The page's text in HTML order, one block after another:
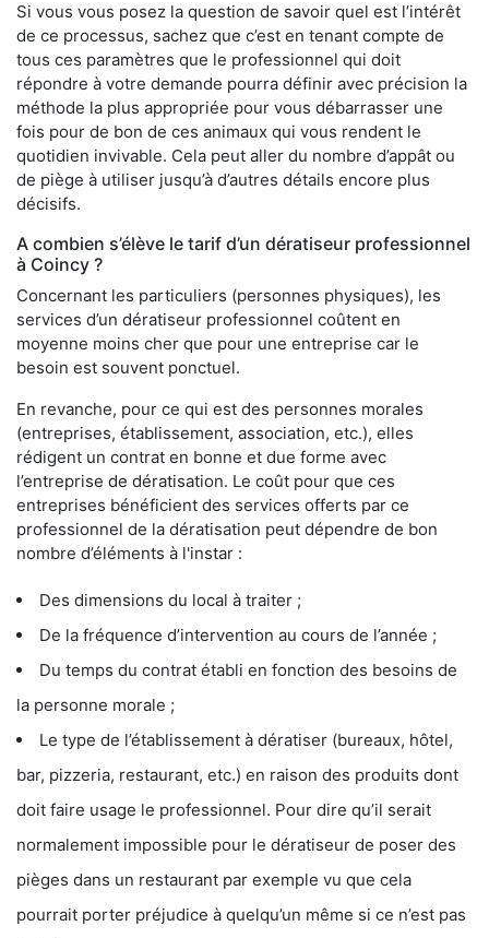
Si vous vous posez la question de savoir quel est l’intérêt
de ce processus, sachez que c’est en tenant compte de
tous ces paramètres que le professionnel qui doit
répondre à votre demande pourra définir avec précision la
méthode la plus appropriée pour vous débarrasser une
fois pour de bon de ces animaux qui vous rendent le
quotidien invivable. Cela peut aller du nombre d’appât ou
de piège à utiliser jusqu’à d’autres détails encore plus
décisifs.
A combien s’élève le tarif d’un dératiseur professionnel
à Coincy ?
Concernant les particuliers (personnes physiques), les
services d’un dératiseur professionnel coûtent en
moyenne moins cher que pour une entreprise car le
besoin est souvent ponctuel.
En revanche, pour ce qui est des personnes morales
(entreprises, établissement, association, etc.), elles
rédigent un contrat en bonne et due forme avec
l’entreprise de dératisation. Le coût pour que ces
entreprises bénéficient des services offerts par ce
professionnel de la dératisation peut dépendre de bon
nombre d’éléments à l'instar :
Des dimensions du local à traiter ;
De la fréquence d’intervention au cours de l’année ;
Du temps du contrat établi en fonction des besoins de
la personne morale ;
Le type de l’établissement à dératiser (bureaux, hôtel,
bar, pizzeria, restaurant, etc.) en raison des produits dont
doit faire usage le professionnel. Pour dire qu’il serait
normalement impossible pour le dératiseur de poser des
pièges dans un restaurant par exemple vu que cela
pourrait porter préjudice à quelqu’un même si ce n’est pas